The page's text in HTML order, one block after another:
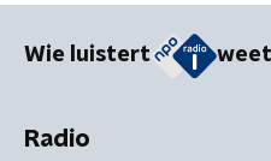
Wie luistert
Radio